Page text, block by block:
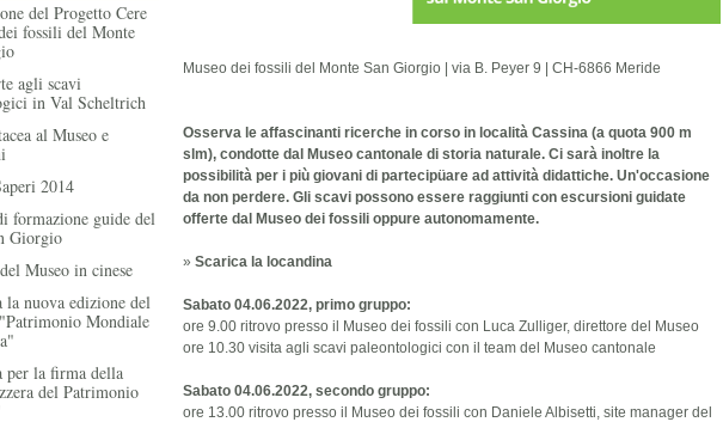
del Progetto Cere
fossili del Monte
agli scavi
in Val Scheltrich
al Museo e
2014
formazione guide del
Giorgio
Museo in cinese
la nuova edizione del
Mondiale
per la firma della
del Patrimonio
Museo dei fossili del Monte San Giorgio | via B. Peyer 9 | CH-6866 Meride
Osserva le affascinanti ricerche in corso in località Cassina (a quota 900 m
slm), condotte dal Museo cantonale di storia naturale. Ci sarà inoltre la
possibilità per i più giovani di partecipüare ad attività didattiche. Un'occasione
da non perdere. Gli scavi possono essere raggiunti con escursioni guidate
offerte dal Museo dei fossili oppure autonomamente.
» Scarica la locandina
Sabato 04.06.2022, primo gruppo:
ore 9.00 ritrovo presso il Museo dei fossili con Luca Zulliger, direttore del Museo
ore 10.30 visita agli scavi paleontologici con il team del Museo cantonale
Sabato 04.06.2022, secondo gruppo:
ore 13.00 ritrovo presso il Museo dei fossili con Daniele Albisetti, site manager del